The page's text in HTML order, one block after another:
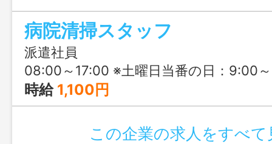
にご連絡ください。
病院清掃スタッフ
派遣社員
08:00～17:00 ※土曜日当番の日：9:00
時給 1,100円
この企業の求人をすべて